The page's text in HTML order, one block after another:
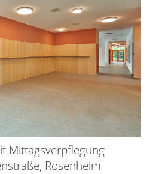
Mittagsverpflegung
Rosenheim